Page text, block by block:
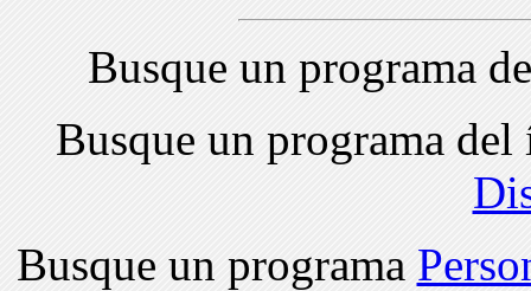
Busque un programa
Busque un programa
Busque un programa